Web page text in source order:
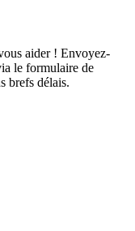
aider ! Envoyez-
le formulaire de
brefs délais.